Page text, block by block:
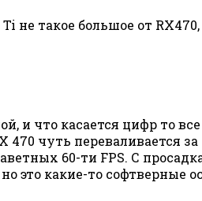
такое большое от
и что касается цифр то
чуть переваливается
60-ти FPS. С
это какие-то софтверные